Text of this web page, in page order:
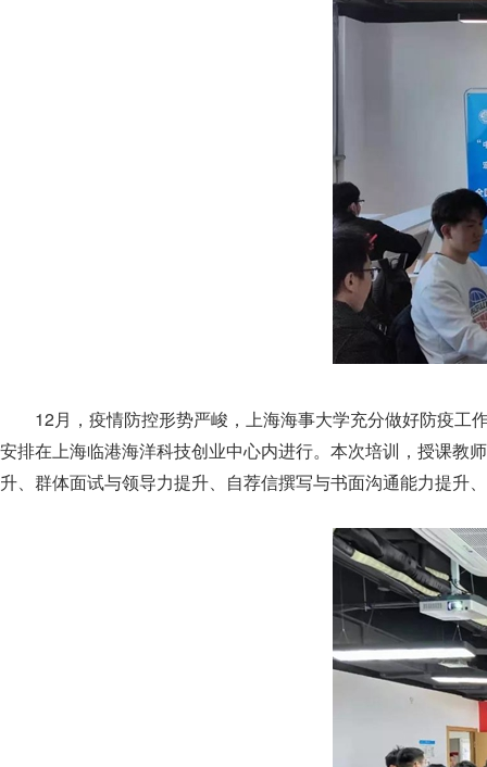
12月，疫情防控形势严峻，上海海事大学充分做好防疫
安排在上海临港海洋科技创业中心内进行。本次培训，授课教
升、群体面试与领导力提升、自荐信撰写与书面沟通能力提升